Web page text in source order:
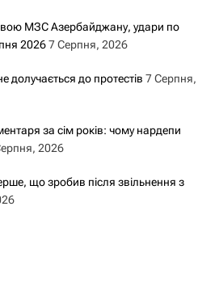
МЗС Азербайджану, удари по
20267 Серпня, 2026
до протестів 7 Серпня,
за сім років: чому нардепи
2026
що зробив після звільнення з